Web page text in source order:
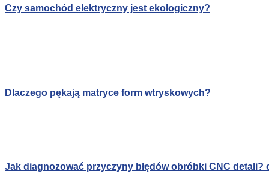
Czy samochód elektryczny jest ekologiczny?
Dlaczego pękają matryce form wtryskowych?
Jak diagnozować przyczyny błędów obróbki CNC detali?